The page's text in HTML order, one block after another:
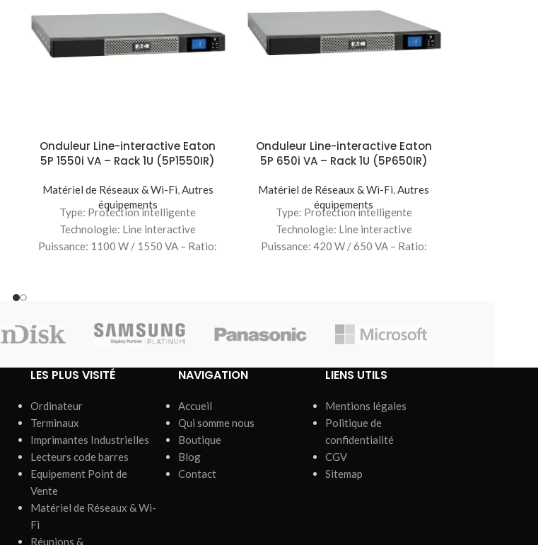
Onduleur Line-interactive Eaton
5P 1550i VA – Rack 1U (5P1550IR)
Matériel de Réseaux & Wi-Fi,Autres
équipements
Type: Protection intelligente
Technologie: Line interactive
Puissance: 1100 W / 1550 VA – Ratio:
Onduleur Line-interactive Eaton
5P 650i VA – Rack 1U (5P650IR)
Matériel de Réseaux & Wi-Fi,Autres
équipements
Type: Protection intelligente
Technologie: Line interactive
Puissance: 420 W / 650 VA – Ratio:
LES PLUS VISITÉ
Ordinateur
Terminaux
Imprimantes Industrielles
Lecteurs code barres
Equipement Point de
Vente
Matériel de Réseaux & Wi-
Fi
Réunions &
NAVIGATION
Accueil
Qui somme nous
Boutique
Blog
Contact
LIENS UTILS
Mentions légales
Politique de
confidentialité
CGV
Sitemap